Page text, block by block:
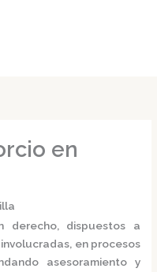
en
derecho, dispuestos a
en procesos
asesoramiento y